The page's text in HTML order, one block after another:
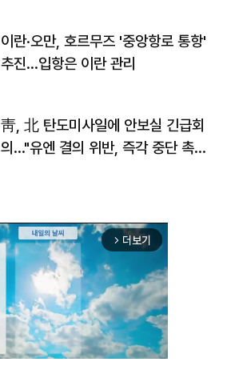
이란·오만, 호르무즈 '중앙항로 통항'
추진…입항은 이란 관리
靑, 北 탄도미사일에 안보실 긴급회
의…"유엔 결의 위반, 즉각 중단 촉
arrow_forward_ios 더보기